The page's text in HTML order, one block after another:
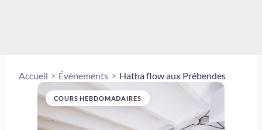
Accueil Évènements Hatha flow aux Prébendes
COURS HEBDOMADAIRES